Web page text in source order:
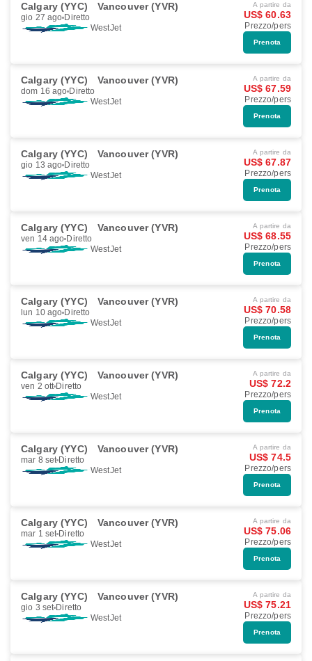
Calgary (YYC) Vancouver (YVR)
gio 27 ago Diretto
WestJet
A partire da
US$ 60.63
Prezzo/pers
Prenota
Calgary (YYC) Vancouver (YVR)
dom 16 ago Diretto
WestJet
A partire da
US$ 67.59
Prezzo/pers
Prenota
Calgary (YYC) Vancouver (YVR)
gio 13 ago Diretto
WestJet
A partire da
US$ 67.87
Prezzo/pers
Prenota
Calgary (YYC) Vancouver (YVR)
ven 14 ago Diretto
WestJet
A partire da
US$ 68.55
Prezzo/pers
Prenota
Calgary (YYC) Vancouver (YVR)
lun 10 ago Diretto
WestJet
A partire da
US$ 70.58
Prezzo/pers
Prenota
Calgary (YYC) Vancouver (YVR)
ven 2 ott Diretto
WestJet
A partire da
US$ 72.2
Prezzo/pers
Prenota
Calgary (YYC) Vancouver (YVR)
mar 8 set Diretto
WestJet
A partire da
US$ 74.5
Prezzo/pers
Prenota
Calgary (YYC) Vancouver (YVR)
mar 1 set Diretto
WestJet
A partire da
US$ 75.06
Prezzo/pers
Prenota
Calgary (YYC) Vancouver (YVR)
gio 3 set Diretto
WestJet
A partire da
US$ 75.21
Prezzo/pers
Prenota